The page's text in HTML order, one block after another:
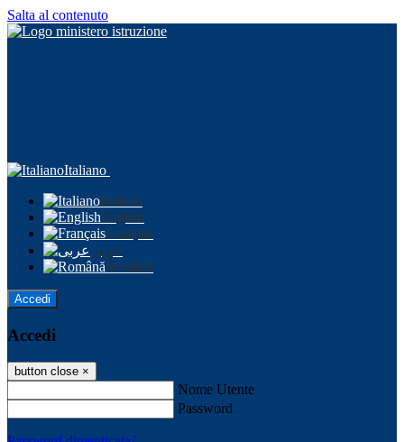
Salta al contenuto
Italiano
Italiano
English
Français
عربى
Română
Accedi
Accedi
button close ×
Nome Utente
Password